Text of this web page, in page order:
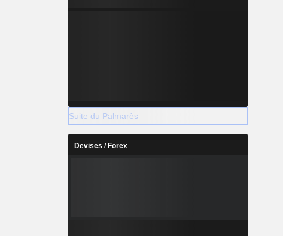
Suite du Palmarès
Devises / Forex